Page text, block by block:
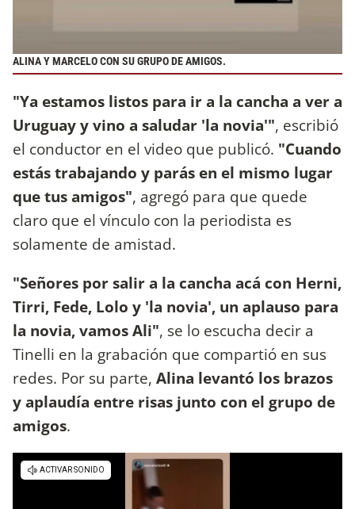
ALINA Y MARCELO CON SU GRUPO DE AMIGOS.
"Ya estamos listos para ir a la cancha a ver a
Uruguay y vino a saludar 'la novia'", escribió
el conductor en el video que publicó. "Cuando
estás trabajando y parás en el mismo lugar
que tus amigos", agregó para que quede
claro que el vínculo con la periodista es
solamente de amistad.
"Señores por salir a la cancha acá con Herni,
Tirri, Fede, Lolo y 'la novia', un aplauso para
la novia, vamos Ali", se lo escucha decir a
Tinelli en la grabación que compartió en sus
redes. Por su parte, Alina levantó los brazos
y aplaudía entre risas junto con el grupo de
amigos.